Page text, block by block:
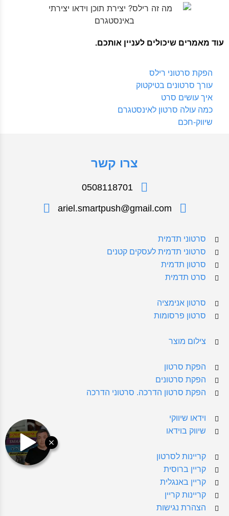
עוד מאמרים שיכולים לעניין אותכם.
הפקת סרטוני רילס
עורך סרטונים בטיקטוק
איך עושים סרט
כמה עולה סרטון לאינסטגרם
שיווק-חכם
צרו קשר
0508118701
ariel.smartpush@gmail.com
סרטוני תדמית
סרטוני תדמית לעסקים קטנים
סרטון תדמית
סרט תדמית
סרטון אנימציה
סרטון פרסומות
צילום מוצר
הפקת סרטון
הפקת סרטונים
הפקת סרטון הדרכה. סרטוני הדרכה
וידאו שיווקי
שיווק בוידאו
קריינות לסרטון
קריין ברוסית
קריין באנגלית
קריינות קריין
הצהרת נגישות